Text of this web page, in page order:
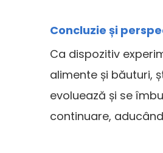
Concluzie și
Ca dispozitiv
alimente și băuturi,
evoluează și se
continuare,